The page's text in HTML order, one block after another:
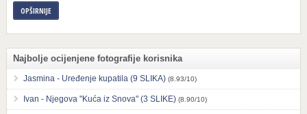
OPŠIRNIJE
Najbolje ocijenjene fotografije korisnika
Jasmina - Uređenje kupatila (9 SLIKA) (8.93/10)
Ivan - Njegova "Kuća iz Snova" (3 SLIKE) (8.90/10)